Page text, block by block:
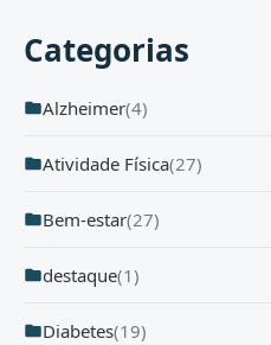
Categorias
Alzheimer(4)
Atividade Física(27)
Bem-estar(27)
destaque(1)
Diabetes(19)